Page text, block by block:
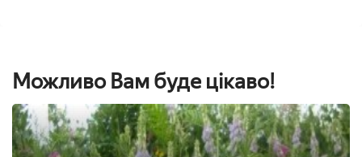
Можливо Вам буде цікаво!